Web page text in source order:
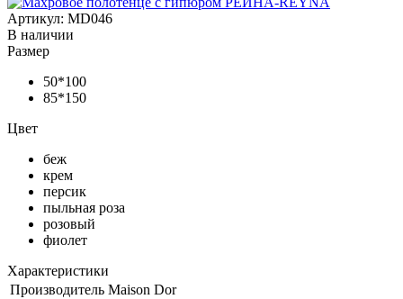
Артикул: MD046
В наличии
Размер
50*100
85*150
Цвет
беж
крем
персик
пыльная роза
розовый
фиолет
Характеристики
Производитель Maison Dor